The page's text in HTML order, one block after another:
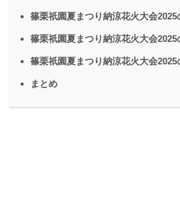
篠栗祇園夏まつり納涼花火大会2025
篠栗祇園夏まつり納涼花火大会2025
篠栗祇園夏まつり納涼花火大会2025
まとめ